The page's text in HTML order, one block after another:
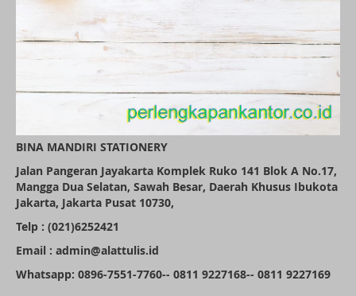
BINA MANDIRI STATIONERY
Jalan Pangeran Jayakarta Komplek Ruko 141 Blok A No.17,
Mangga Dua Selatan, Sawah Besar, Daerah Khusus Ibukota
Jakarta, Jakarta Pusat 10730,
Telp : (021)6252421
Email : admin@alattulis.id
Whatsapp: 0896-7551-7760-- 0811 9227168-- 0811 9227169